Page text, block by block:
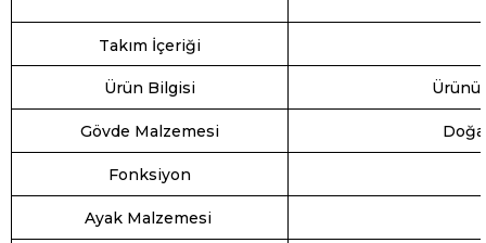
Takım İçeriği
Ürün Bilgisi
Gövde Malzemesi
Fonksiyon
Ayak Malzemesi